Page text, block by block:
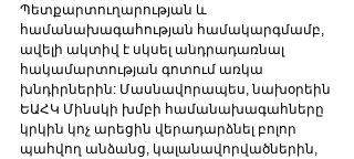
Պետքարտուղարության և
համանախագահության համակարգմամբ,
ավելի ակտիվ է սկսել անդրադառնալ
հակամարտության գոտում առկա
խնդիրներին: Մասնավորապես, նախօրեին
ԵԱՀԿ Մինսկի խմբի համանախագահները
կրկին կոչ արեցին վերադարձնել բոլոր
պահվող անձանց, կալանավորվածներին,